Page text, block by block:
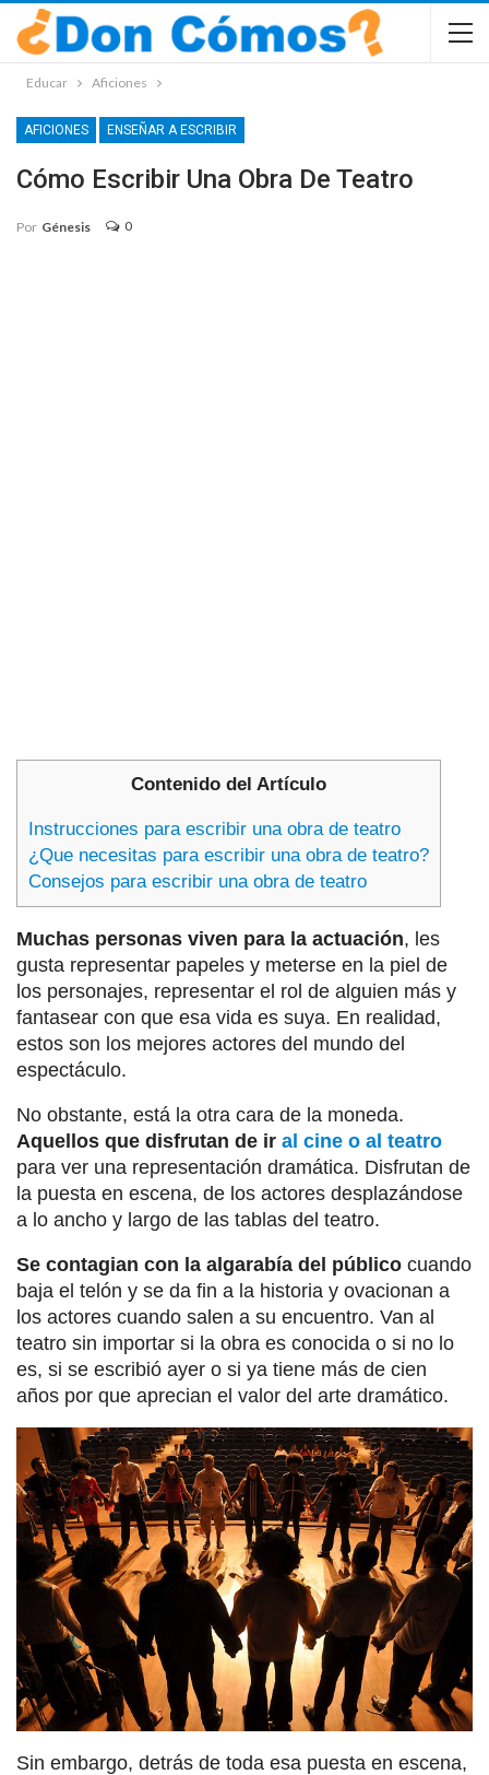
Educar Aficiones
AFICIONES ENSEÑAR A ESCRIBIR
Cómo Escribir Una Obra De Teatro
Por Génesis 0
Contenido del Artículo
Instrucciones para escribir una obra de teatro
¿Que necesitas para escribir una obra de teatro?
Consejos para escribir una obra de teatro
Muchas personas viven para la actuación, les
gusta representar papeles y meterse en la piel de
los personajes, representar el rol de alguien más y
fantasear con que esa vida es suya. En realidad,
estos son los mejores actores del mundo del
espectáculo.
No obstante, está la otra cara de la moneda.
Aquellos que disfrutan de ir al cine o al teatro
para ver una representación dramática. Disfrutan de
la puesta en escena, de los actores desplazándose
a lo ancho y largo de las tablas del teatro.
Se contagian con la algarabía del público cuando
baja el telón y se da fin a la historia y ovacionan a
los actores cuando salen a su encuentro. Van al
teatro sin importar si la obra es conocida o si no lo
es, si se escribió ayer o si ya tiene más de cien
años por que aprecian el valor del arte dramático.
Sin embargo, detrás de toda esa puesta en escena,